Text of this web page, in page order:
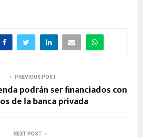
PREVIOUS POST
podrán ser financiados con
de la banca privada
NEXT POST